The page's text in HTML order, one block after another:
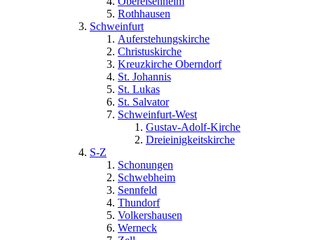
Rothhausen
Schweinfurt
Auferstehungskirche
Christuskirche
Kreuzkirche Oberndorf
St. Johannis
St. Lukas
St. Salvator
Schweinfurt-West
Gustav-Adolf-Kirche
Dreieinigkeitskirche
S-Z
Schonungen
Schwebheim
Sennfeld
Thundorf
Volkershausen
Werneck